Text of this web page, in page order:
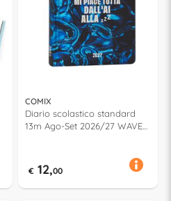
COMIX
Diario scolastico standard
13m Ago-Set 2026/27 WAVE
€ 12,00